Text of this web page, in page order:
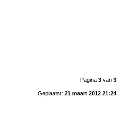
Pagina 3van 3
Geplaatst: 21 maart 2012 21:24